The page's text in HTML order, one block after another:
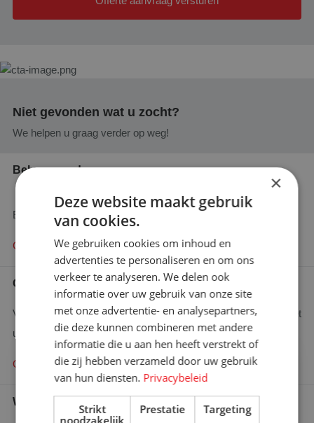
Niet gevonden wat u zocht?
We helpen u graag verder op weg!
Bel ons vandaag nog
+31 (0)76 587 80 61
En wij zullen u adviseren waar mogelijk!
Contact opnemen
Offerte aanvragen
Vraag hier uw offerte aan en wij zullen binnen 48 uur contact met
u opnemen.
Offerte aanvragen
Wie is wie
Bent u op zoek naar meer
informatie?
Graag komen we met u in contact
×
Deze website maakt gebruik
van cookies.
We gebruiken cookies om inhoud en
advertenties te personaliseren en om ons
verkeer te analyseren. We delen ook
informatie over uw gebruik van onze site
met onze advertentie- en analysepartners,
die deze kunnen combineren met andere
informatie die u aan hen heeft verstrekt of
die zij hebben verzameld door uw gebruik
van hun diensten. Privacybeleid
Strikt
noodzakelijk
Prestatie Targeting